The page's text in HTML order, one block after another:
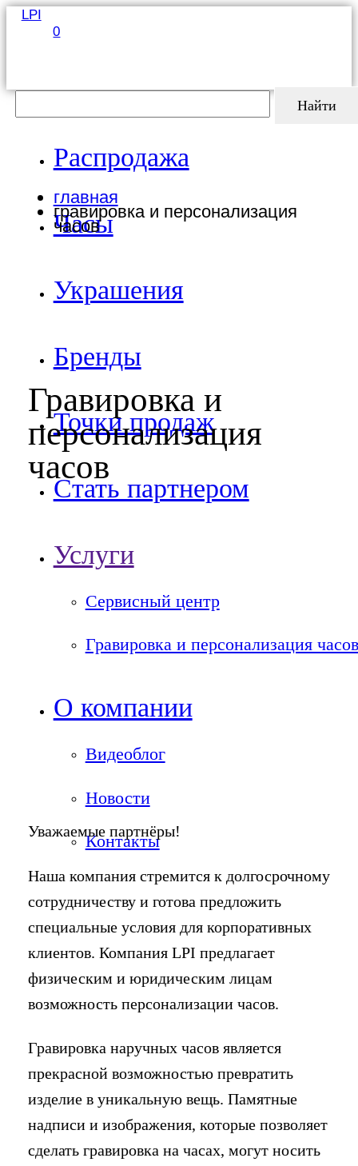
LPI
Найти
0
Распродажа
Часы
Украшения
Бренды
Точки продаж
Стать партнером
Услуги
Сервисный центр
Гравировка и персонализация часов
О компании
Видеоблог
Новости
Контакты
главная
гравировка и персонализация
часов
Гравировка и
персонализация
часов
Уважаемые партнёры!
Наша компания стремится к долгосрочному
сотрудничеству и готова предложить
специальные условия для корпоративных
клиентов. Компания LPI предлагает
физическим и юридическим лицам
возможность персонализации часов.
Гравировка наручных часов является
прекрасной возможностью превратить
изделие в уникальную вещь. Памятные
надписи и изображения, которые позволяет
сделать гравировка на часах, могут носить